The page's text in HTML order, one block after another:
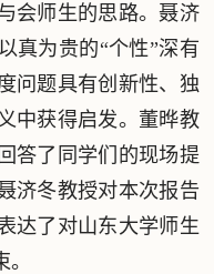
会师生的思路。聂济
真为贵的“个性”深有
问题具有创新性、独
中获得启发。董晔教
答了同学们的现场提
济冬教授对本次报告
达了对山东大学师生